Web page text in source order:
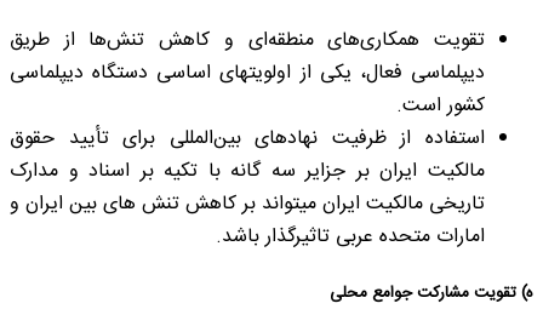
تقویت همکاری‌های منطقه‌ای و کاهش تنش‌ها از طریق
دیپلماسی فعال، یکی از اولویت­های اساسی دستگاه دیپلماسی
کشور است.
استفاده از ظرفیت نهادهای بین‌المللی برای تأیید حقوق
مالکیت ایران بر جزایر سه­ گانه با تکیه بر اسناد و مدارک
تاریخی مالکیت ایران می­تواند بر کاهش تنش های بین ایران و
امارات متحده عربی تاثیرگذار باشد.
ه) تقویت مشارکت جوامع محلی